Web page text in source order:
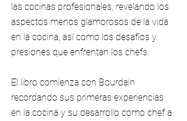
las cocinas profesionales, revelando los
aspectos menos glamorosos de la vida
en la cocina, así como los desafíos y
presiones que enfrentan los chefs.
El libro comienza con Bourdain
recordando sus primeras experiencias
en la cocina y su desarrollo como chef a